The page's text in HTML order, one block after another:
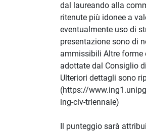
dal laureando alla
ritenute più idonee a
eventualmente uso di
presentazione sono di
ammissibili Altre forme
adottate dal Consiglio
Ulteriori dettagli sono
(https://
ing-civ-triennale)
Il punteggio sarà